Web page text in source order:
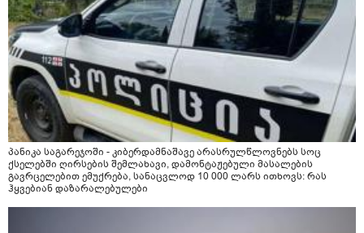
პანიკა საგარეჯოში - კიბერდამნაშავე არასრულწლოვნებს სოც
ქსელებში ღირსების შემლახავი, დამონტაჟებული მასალების
გავრცელებით ემუქრება, სანაცვლოდ 10 000 ლარს ითხოვს: რას
ჰყვებიან დაზარალებულები